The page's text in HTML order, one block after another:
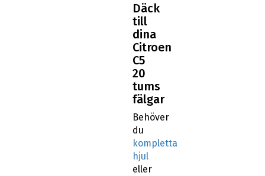
Däck
till
dina
Citroen
C5
20
tums
fälgar
Behöver
du
kompletta
hjul
eller